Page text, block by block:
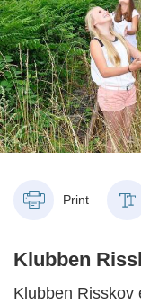
Print
Klubben
Klubben Risskov